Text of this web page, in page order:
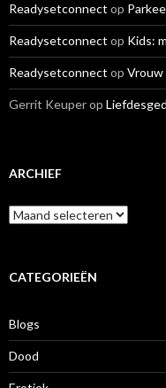
Readysetconnect op
Readysetconnect op Kids:
Readysetconnect op Vrouw
Gerrit Keuperop
ARCHIEF
A
r
iCATEGORIEËN
Blogs
Dood